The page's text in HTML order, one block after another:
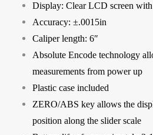
Display: Clear LCD screen
Accuracy: ±.0015in
Caliper length: 6″
Absolute Encode technology
measurements from power up
Plastic case included
ZERO/ABS key allows the
position along the slider scale